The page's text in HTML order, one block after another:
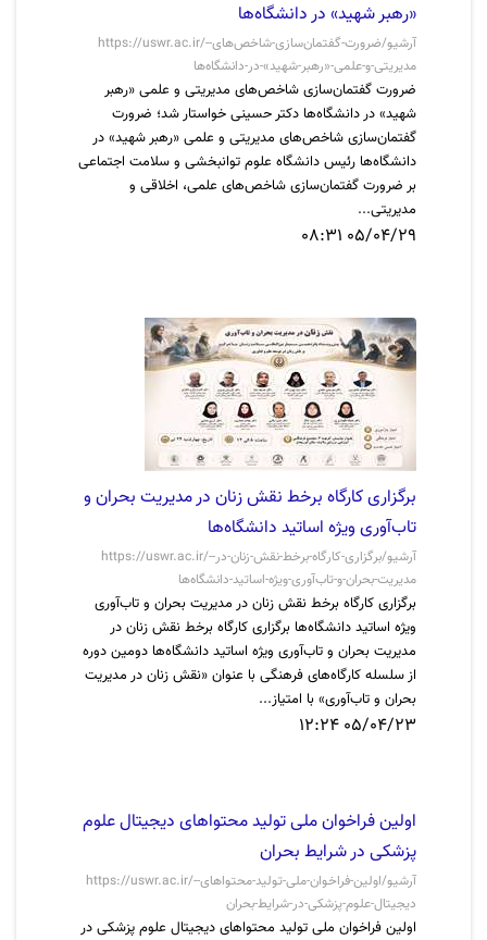
«رهبر شهید» در دانشگاه‌ها
https://uswr.ac.ir/-آرشیو/ضرورت-گفتمان‌سازی-شاخص‌های-
مدیریتی-و-علمی-«رهبر-شهید»-در-دانشگاه‌ها
ضرورت گفتمان‌سازی شاخص‌های مدیریتی و علمی «رهبر
شهید» در دانشگاه‌ها دکتر حسینی خواستار شد؛ ضرورت
گفتمان‌سازی شاخص‌های مدیریتی و علمی «رهبر شهید» در
دانشگاه‌ها رئیس دانشگاه علوم توانبخشی و سلامت اجتماعی
بر ضرورت گفتمان‌سازی شاخص‌های علمی، اخلاقی و
مدیریتی...
05/04/29 08:31
برگزاری کارگاه برخط نقش زنان در مدیریت بحران و
تاب‌آوری ویژه اساتید دانشگاه‌ها
https://uswr.ac.ir/-آرشیو/برگزاری-کارگاه-برخط-نقش-زنان-در-
مدیریت-بحران-و-تاب‌آوری-ویژه-اساتید-دانشگاه‌ها
برگزاری کارگاه برخط نقش زنان در مدیریت بحران و تاب‌آوری
ویژه اساتید دانشگاه‌ها برگزاری کارگاه برخط نقش زنان در
مدیریت بحران و تاب‌آوری ویژه اساتید دانشگاه‌ها دومین دوره
از سلسله کارگاه‌های فرهنگی با عنوان «نقش زنان در مدیریت
بحران و تاب‌آوری» با امتیاز...
05/04/23 12:24
اولین فراخوان ملی تولید محتواهای دیجیتال علوم
پزشکی در شرایط بحران
https://uswr.ac.ir/-آرشیو/اولین-فراخوان-ملی-تولید-محتواهای-
دیجیتال-علوم-پزشکی-در-شرایط-بحران
اولین فراخوان ملی تولید محتواهای دیجیتال علوم پزشکی در